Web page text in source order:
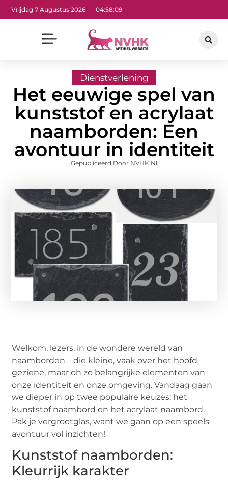
Vrijdag 7 Augustus 2026 04:58:10
Dienstverlening
Het eeuwige spel van
kunststof en acrylaat
naamborden: Een
avontuur in identiteit
Gepubliceerd Door NVHK.nl
Welkom, lezers, in de wondere wereld van
naamborden – die kleine, vaak over het hoofd
geziene, maar oh zo belangrijke elementen van
onze identiteit en onze omgeving. Vandaag gaan
we dieper in op twee populaire keuzes: het
kunststof naambord en het acrylaat naambord.
Pak je vergrootglas, want we gaan op een speels
avontuur vol inzichten!
Kunststof naamborden:
Kleurrijk karakter